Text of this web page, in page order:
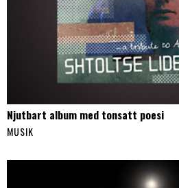
Njutbart album med tonsatt poesi
MUSIK